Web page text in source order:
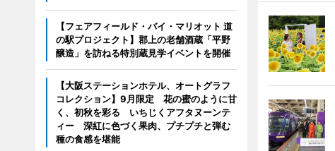
【フェアフィールド・バイ・マリオット 道
の駅プロジェクト】郡上の老舗酒蔵「平野
醸造」を訪ねる特別蔵見学イベントを開催
【大阪ステーションホテル、オートグラフ
コレクション】9月限定 花の蜜のように甘
く、初秋を彩る いちじくアフタヌーンテ
ィー 深紅に色づく果肉、プチプチと弾む
種の食感を堪能